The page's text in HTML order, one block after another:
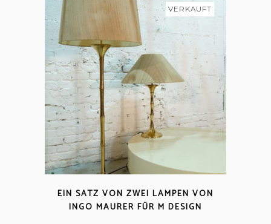
VERKAUFT
EIN SATZ VON ZWEI LAMPEN VON
INGO MAURER FÜR M DESIGN